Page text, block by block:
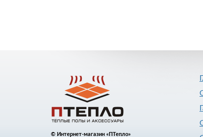
© Интернет-магазин «ПТепло»